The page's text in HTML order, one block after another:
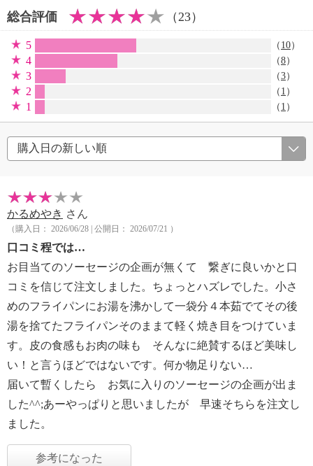
総合評価 （23）
5 （ 10）
4 （8）
3 （3）
2 （ 1 ）
1 （ 1 ）
かるめやき さん
（購入日： 2026/06/28 | 公開日： 2026/07/21 ）
口コミ程では…
お目当てのソーセージの企画が無くて 繋ぎに良いかと口
コミを信じて注文しました。ちょっとハズレでした。小さ
めのフライパンにお湯を沸かして一袋分４本茹でてその後
湯を捨てたフライパンそのままて軽く焼き目をつけていま
す。皮の食感もお肉の味も そんなに絶賛するほど美味し
い！と言うほどではないです。何か物足りない…
届いて暫くしたら お気に入りのソーセージの企画が出ま
した^^;あーやっぱりと思いましたが 早速そちらを注文し
ました。
参考になった